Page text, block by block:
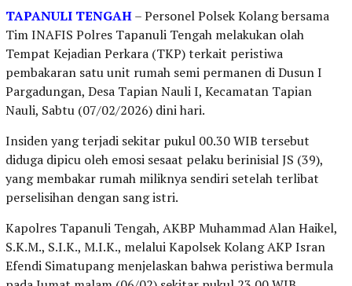
TAPANULI TENGAH– Personel Polsek Kolang bersama
Tim INAFIS Polres Tapanuli Tengah melakukan olah
Tempat Kejadian Perkara (TKP) terkait peristiwa
pembakaran satu unit rumah semi permanen di Dusun I
Pargadungan, Desa Tapian Nauli I, Kecamatan Tapian
Nauli, Sabtu (07/02/2026) dini hari.
Insiden yang terjadi sekitar pukul 00.30 WIB tersebut
diduga dipicu oleh emosi sesaat pelaku berinisial JS (39),
yang membakar rumah miliknya sendiri setelah terlibat
perselisihan dengan sang istri.
Kapolres Tapanuli Tengah, AKBP Muhammad Alan Haikel,
S.K.M., S.I.K., M.I.K., melalui Kapolsek Kolang AKP Isran
Efendi Simatupang menjelaskan bahwa peristiwa bermula